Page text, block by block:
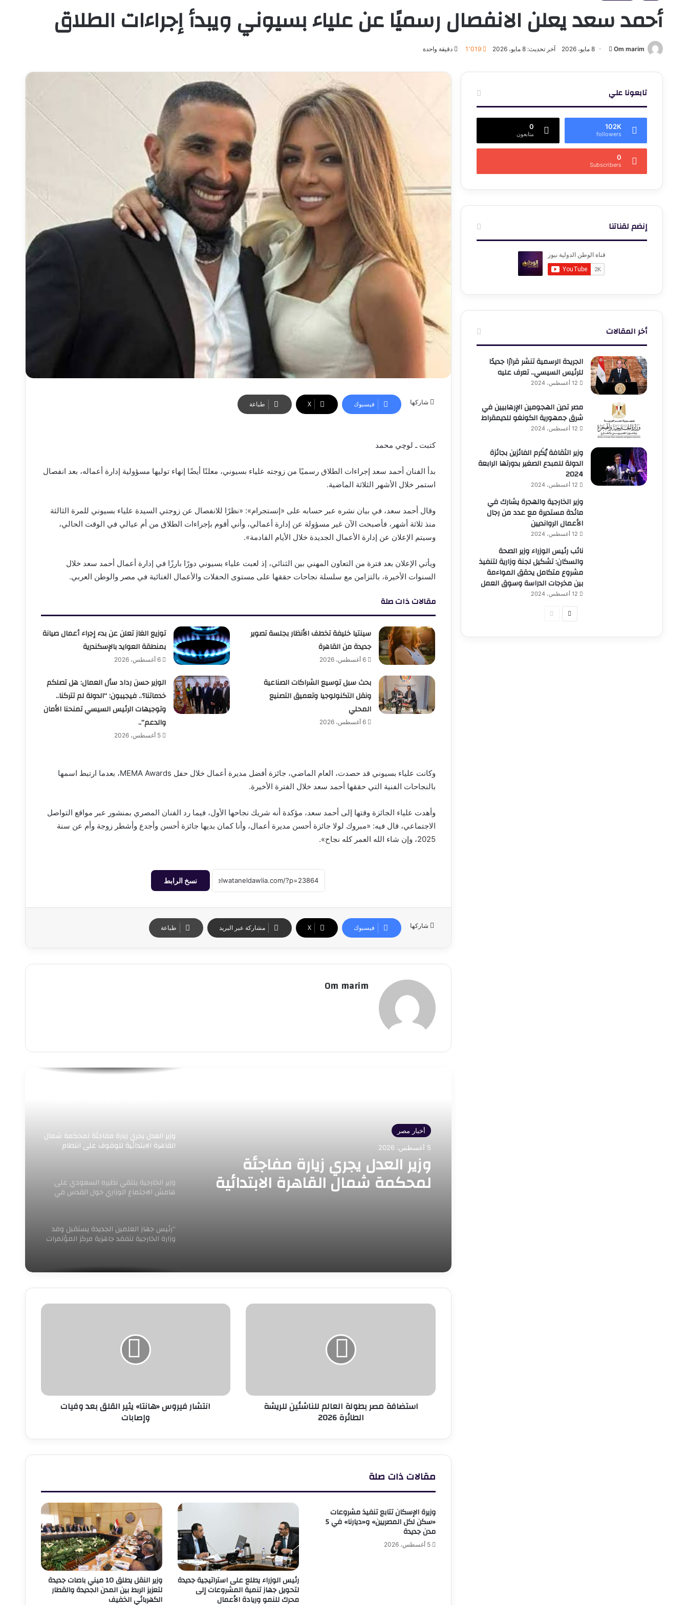
أحمد سعد يعلن الانفصال رسميًا عن علياء بسيوني ويبدأ إجراءات الطلاق
Om marim أرسل
إلكترونيا
8 مايو، 2026 آخر تحديث: 8 مايو، 2026 1٬019 دقيقة واحدة
شاركها فيسبوك ‫X طباعة
كتبت ـ لوچي محمد
بدأ الفنان أحمد سعد إجراءات الطلاق رسميًا من زوجته علياء بسيوني، معلنًا أيضًا إنهاء توليها مسؤولية إدارة أعماله، بعد انفصال
استمر خلال الأشهر الثلاثة الماضية.
وقال أحمد سعد، في بيان نشره عبر حسابه على «إنستجرام»: «نظرًا للانفصال عن زوجتي السيدة علياء بسيوني للمرة الثالثة
منذ ثلاثة أشهر، فأصبحت الآن غير مسؤولة عن إدارة أعمالي، وأني أقوم بإجراءات الطلاق من أم عيالي في الوقت الحالي،
وسيتم الإعلان عن إدارة الأعمال الجديدة خلال الأيام القادمة».
ويأتي الإعلان بعد فترة من التعاون المهني بين الثنائي، إذ لعبت علياء بسيوني دورًا بارزًا في إدارة أعمال أحمد سعد خلال
السنوات الأخيرة، بالتزامن مع سلسلة نجاحات حققها على مستوى الحفلات والأعمال الغنائية في مصر والوطن العربي.
مقالات ذات صلة
سينتيا خليفة تخطف الأنظار بجلسة تصوير
جديدة من القاهرة
6 أغسطس، 2026
توزيع الغاز تعلن عن بدء إجراء أعمال صيانة
بمنطقة العوايد بالإسكندرية
6 أغسطس، 2026
بحث سبل توسيع الشراكات الصناعية
ونقل التكنولوجيا وتعميق التصنيع
المحلي
6 أغسطس، 2026
الوزير حسن رداد سأل العمال: هل تصلكم
خدماتنا؟.. فيجيبون: “الدولة لم تتركنا..
وتوجيهات الرئيس السيسي تمنحنا الأمان
والدعم”..
5 أغسطس، 2026
وكانت علياء بسيوني قد حصدت، العام الماضي، جائزة أفضل مديرة أعمال خلال حفل MEMA Awards، بعدما ارتبط اسمها
بالنجاحات الفنية التي حققها أحمد سعد خلال الفترة الأخيرة.
وأهدت علياء الجائزة وقتها إلى أحمد سعد، مؤكدة أنه شريك نجاحها الأول، فيما رد الفنان المصري بمنشور عبر مواقع التواصل
الاجتماعي، قال فيه: «مبروك لولا جائزة أحسن مديرة أعمال، وأنا كمان بديها جائزة أحسن وأجدع وأشطر زوجة وأم عن سنة
2025، وإن شاء الله العمر كله نجاح».
نسخ الرابط
شاركها فيسبوك ‫X مشاركة عبر البريد طباعة
Om marim
أخبار مصر
5 أغسطس، 2026
وزير العدل يجري زيارة مفاجئة
لمحكمة شمال القاهرة الابتدائية
للوقوف على انتظام العمل
وزير العدل يجري زيارة مفاجئة لمحكمة شمال
القاهرة الابتدائية للوقوف على انتظام
وزير الخارجية يلتقي نظيره السعودي على
هامش الاجتماع الوزاري حول القدس في
“رئيس جهاز العلمين الجديدة يستقبل وفد
وزارة الخارجية لتفقد جاهزية مركز المؤتمرات
استضافة
استضافة مصر بطولة العالم للناشئين للريشة
الطائرة 2026
انتشار
انتشار فيروس «هانتا» يثير القلق بعد وفيات
وإصابات
مقالات ذات صلة
وزيرة الإسكان تتابع تنفيذ مشروعات
«سكن لكل المصريين» و«ديارنا» في 5
مدن جديدة
5 أغسطس، 2026
رئيس الوزراء يطلع على استراتيجية جديدة
لتحويل جهاز تنمية المشروعات إلى
محرك للنمو وريادة الأعمال
وزير النقل يطلق 10 ميني باصات جديدة
لتعزيز الربط بين المدن الجديدة والقطار
الكهربائي الخفيف
تابعونا علي
102K
followers
0
متابعون
0
Subscribers
إنضم لقناتنا
أخر المقالات
الجريدة الرسمية تنشر قرارًا جديدًا
للرئيس السيسي.. تعرف عليه
12 أغسطس، 2024
مصر تدين الهجومين الإرهابيين في
شرق جمهورية الكونغو للديمقراط
12 أغسطس، 2024
وزير الثقافة يُكَرم الفائزين بجائزة
الدولة للمبدع الصغير بدورتها الرابعة
2024
12 أغسطس، 2024
وزير الخارجية والهجرة يشارك في
مائدة مستديرة مع عدد من رجال
الأعمال الروانديين
12 أغسطس، 2024
نائب رئيس الوزراء وزير الصحة
والسكان: تشكيل لجنة وزارية لتنفيذ
مشروع متكامل يحقق المواءمة
بين مخرجات الدراسة وسوق العمل
12 أغسطس، 2024
الصفحةالصفحة